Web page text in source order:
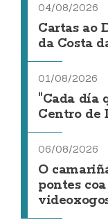
04/08/2026
Cartas ao
da Costa
01/08/2026
"Cada día
Centro de
06/08/2026
O
pontes